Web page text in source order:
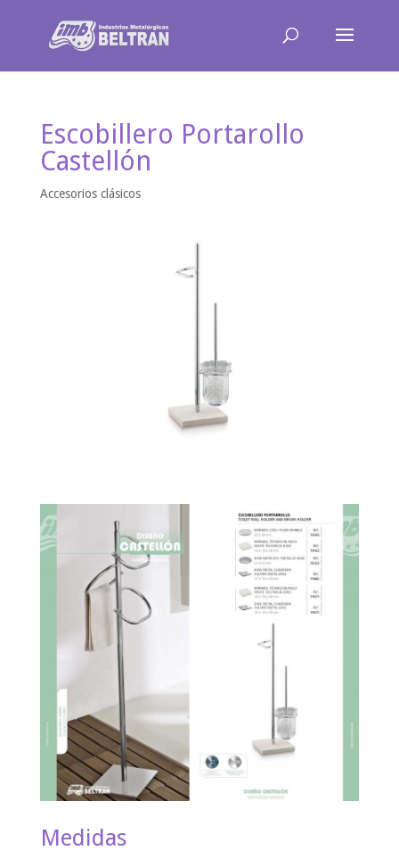
Escobillero Portarollo
Castellón
Accesorios clásicos
Medidas